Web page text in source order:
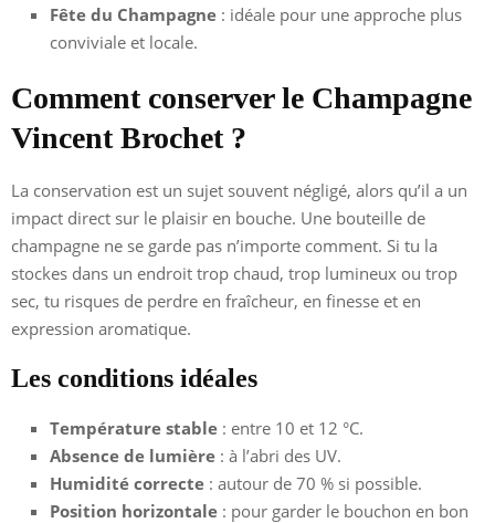
Fête du Champagne : idéale pour une approche plus
conviviale et locale.
Comment conserver le Champagne
Vincent Brochet ?
La conservation est un sujet souvent négligé, alors qu’il a un
impact direct sur le plaisir en bouche. Une bouteille de
champagne ne se garde pas n’importe comment. Si tu la
stockes dans un endroit trop chaud, trop lumineux ou trop
sec, tu risques de perdre en fraîcheur, en finesse et en
expression aromatique.
Les conditions idéales
Température stable : entre 10 et 12 °C.
Absence de lumière : à l’abri des UV.
Humidité correcte : autour de 70 % si possible.
Position horizontale : pour garder le bouchon en bon